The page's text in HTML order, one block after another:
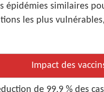
épidémies similaires
les plus
Impact des
de 99,9 % des cas